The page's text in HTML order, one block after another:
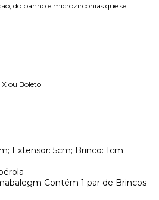
do banho e microzirconias que se
ou Boleto
Extensor: 5cm; Brinco: 1cm
Contém 1 par de Brincos